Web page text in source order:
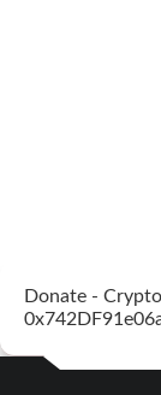
Donate -